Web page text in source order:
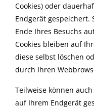
Cookies) oder
Endgerät gespeichert.
Ende Ihres Besuchs
Cookies bleiben auf
diese selbst löschen
durch Ihren
Teilweise können
auf Ihrem Endgerät